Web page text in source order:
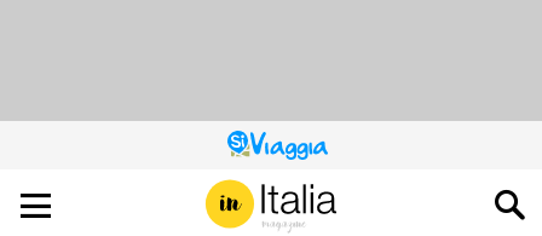
QUESTO
SITO
CONTRIBUISCE
ALL’AUDIENCE
DI